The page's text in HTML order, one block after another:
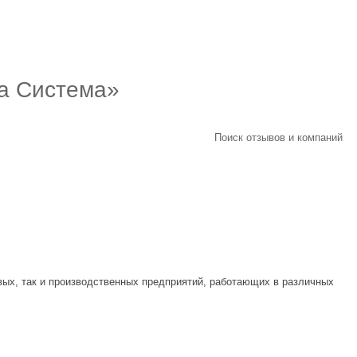
Поиск отзывов и компаний
Система»
так и производственных предприятий, работающих в различных